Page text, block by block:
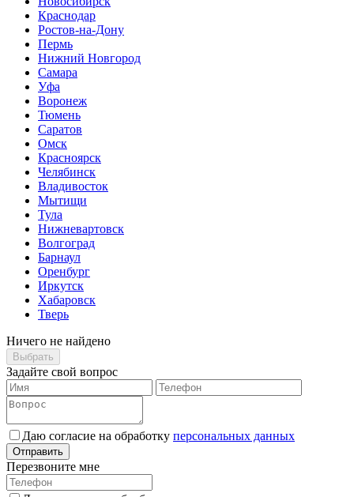
Краснодар
Ростов-на-Дону
Пермь
Нижний Новгород
Самара
Уфа
Воронеж
Тюмень
Саратов
Омск
Красноярск
Челябинск
Владивосток
Мытищи
Тула
Нижневартовск
Волгоград
Барнаул
Оренбург
Иркутск
Хабаровск
Тверь
Ничего не найдено
Выбрать
Задайте свой вопрос
Даю согласие на обработку персональных данных
Отправить
Перезвоните мне